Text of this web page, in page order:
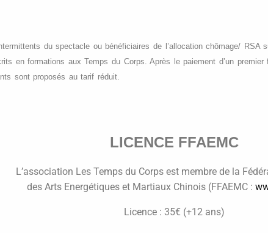
du spectacle ou bénéficiaires de l’allocation chômage/ RSA
en formations aux Temps du Corps.Après le paiement d’un premier
sont proposés au tarif réduit.
LICENCE FFAEMC
L’association Les Temps du Corps est membre de la
des Arts Energétiques et Martiaux Chinois (FFAEMC :
Licence : 35€ (+12 ans)